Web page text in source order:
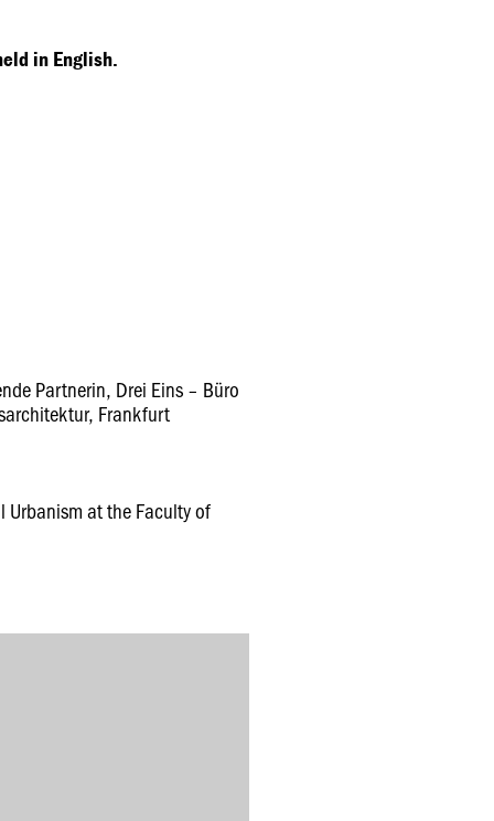
in English.
Partnerin, Drei Eins – Büro
Frankfurt
Urbanism at the Faculty of